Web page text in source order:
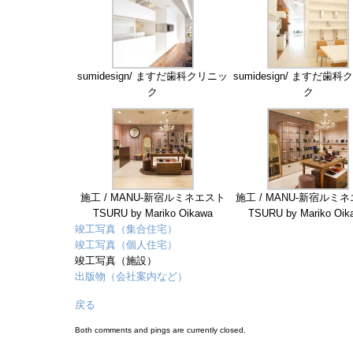
sumidesign/ ますだ歯科クリニッ
ク
sumidesign/ ますだ歯科
ク
施工 / MANU-新宿ルミネエスト
TSURU by Mariko Oikawa
施工 / MANU-新宿ルミネ
TSURU by Mariko
竣工写真（集合住宅）
竣工写真（個人住宅）
竣工写真（施設）
出版物（会社案内など）
戻る
Both comments and pings are currently closed.